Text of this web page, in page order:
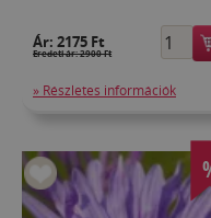
Ár: 2175 Ft
Eredeti ár: 2900 Ft
» Részletes információk